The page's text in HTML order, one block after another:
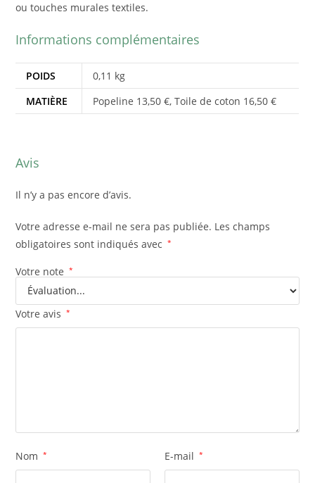
ou touches murales textiles.
Informations complémentaires
POIDS
0,11 kg
MATIÈRE
Popeline 13,50 €, Toile de coton 16,50 €
Avis
Il n’y a pas encore d’avis.
Votre adresse e-mail ne sera pas publiée. Les champs
obligatoires sont indiqués avec
*
Votre note *
Votre avis *
Nom * E-mail *